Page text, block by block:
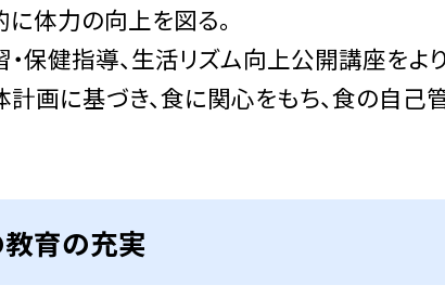
体力の向上を図る。
保健指導、生活リズム向上公開講座をよ
画に基づき、食に関心をもち、食の自己
育の充実